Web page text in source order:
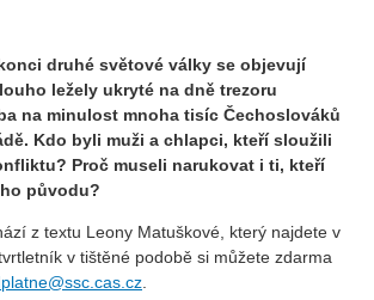
druhé světové války se objevují
ležely ukryté na dně trezoru
na minulost mnoha tisíc Čechoslováků
Kdo byli muži a chlapci, kteří sloužili
Proč museli narukovat i ti, kteří
původu?
z textu Leony Matuškové, který najdete v
v tištěné podobě si můžete zdarma
⁠.